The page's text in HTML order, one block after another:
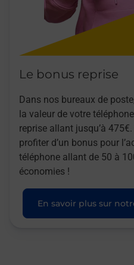
Le bonus reprise
Dans nos bureaux de
la valeur de votre
reprise allant jusqu’à
profiter d’un bonus pour
téléphone allant de 50 à
économies !
En savoir plus sur